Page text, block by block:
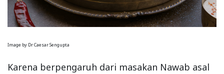
Image by Dr Caesar Sengupta
Karena berpengaruh dari masakan Nawab asal